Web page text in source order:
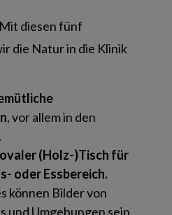
diesen fünf
die Natur in die Klinik
, vor allem in den
(Holz-)Tisch für
oder Essbereich.
können Bilder von
und Umgebungen sein,